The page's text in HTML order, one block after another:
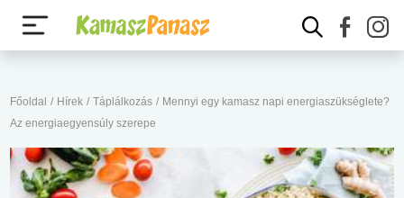
Főoldal / Hírek / Táplálkozás / Mennyi egy kamasz napi energiaszükséglete?
Az energiaegyensúly szerepe